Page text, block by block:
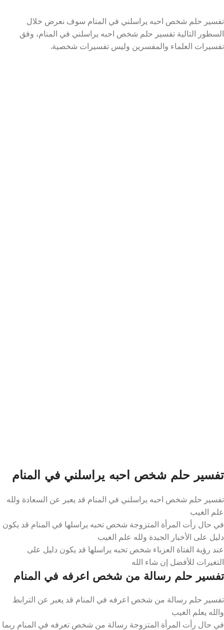
تفسير حلم شخص احبه يراسلني في المنام سوف نعرض خلال
السطور التالية تفسير حلم شخص احبه يراسلني في المنام، وفق
تفسيرات العلماء والمفسرين وليس تفسيرات شخصية.
تفسير حلم شخص احبه يراسلني في المنام
تفسير حلم شخص احبه يراسلني في المنام قد يعبر عن السعادة ولله
علم الغيب
في حال رأت المرأة المتزوجة شخص تحبه يراسلها في المنام قد يكون
دليل على الأخبار الجيدة ولله علم الغيب
عند رؤية الفتاة العزباء شخص تحبه يراسلها قد يكون دليل على
التغيرات للأفضل إن شاء الله
تفسير حلم رسالة من شخص اعرفه في المنام
تفسير حلم رسالة من شخص اعرفه في المنام قد يعبر عن الترابط
والله يعلم الغيب
في حال رأت المرأة المتزوجة رسالة من شخص تعرفه في المنام ربما